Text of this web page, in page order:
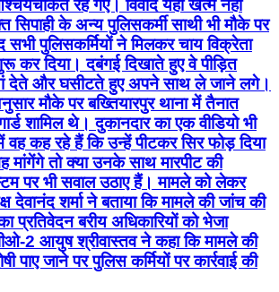
रह गए। विवाद यहीं खत्म नहीं
के अन्य पुलिसकर्मी साथी भी मौके पर
पुलिसकर्मियों ने मिलकर चाय विक्रेता
कर दिया। दबंगई दिखाते हुए वे पीड़ित
देते और घसीटते हुए अपने साथ ले जाने लगे।
मौके पर बख्तियारपुर थाना में तैनात
शामिल थे। दुकानदार का एक वीडियो भी
कह रहे हैं कि उन्हें पीटकर सिर फोड़ दिया
मांगेंगे तो क्या उनके साथ मारपीट की
पर भी सवाल उठाए हैं। मामले को लेकर
देवानंद शर्मा ने बताया कि मामले की जांच की
प्रतिवेदन बरीय अधिकारियों को भेजा
2 आयुष श्रीवास्तव ने कहा कि मामले की
पाए जाने पर पुलिस कर्मियों पर कार्रवाई की